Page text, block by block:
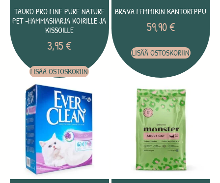
TAURO PRO LINE PURE NATURE
PET -HAMMASHARJA KOIRILLE JA
KISSOILLE
3,95€
LISÄÄ OSTOSKORIIN
BRAVA LEMMIKIN KANTOREPPU
59,90€
LISÄÄ OSTOSKORIIN